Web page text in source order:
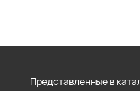
Представленные в